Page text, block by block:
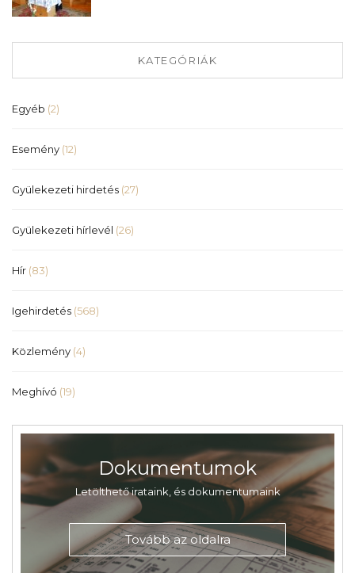
KATEGÓRIÁK
Egyéb (2)
Esemény (12)
Gyülekezeti hirdetés (27)
Gyülekezeti hírlevél (26)
Hír (83)
Igehirdetés (568)
Közlemény (4)
Meghívó (19)
Dokumentumok
Letölthető irataink, és dokumentumaink
Tovább az oldalra